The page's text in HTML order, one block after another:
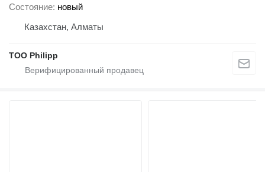
Состояние новый
Казахстан, Алматы
ТОО Philipp